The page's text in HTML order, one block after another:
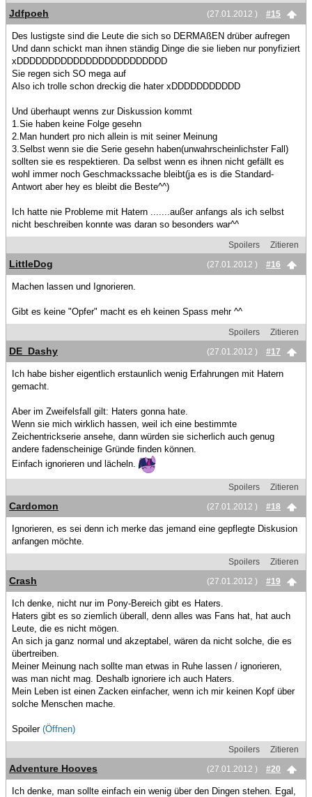
(27.01.2012 )
#15
Jdfpoeh
Des lustigste sind die Leute die sich so DERMAßEN drüber aufregen
Und dann schickt man ihnen ständig Dinge die sie lieben nur ponyfiziert
xDDDDDDDDDDDDDDDDDDDDDDDD
Sie regen sich SO mega auf
Also ich trolle schon dreckig die hater xDDDDDDDDDDD
Und überhaupt wenns zur Diskussion kommt
1.Sie haben keine Folge gesehn
2.Man hundert pro nich allein is mit seiner Meinung
3.Selbst wenn sie die Serie gesehn haben(unwahrscheinlichster Fall)
sollten sie es respektieren. Da selbst wenn es ihnen nicht gefällt es
wohl immer noch Geschmackssache bleibt(ja es is die Standard-
Antwort aber hey es bleibt die Beste^^)
Ich hatte nie Probleme mit Hatern .......außer anfangs als ich selbst
nicht beschreiben konnte was daran so besonders war^^
Spoilers
Zitieren
(27.01.2012 )
#16
LittleDog
Machen lassen und Ignorieren.
Gibt es keine "Opfer" macht es eh keinen Spass mehr ^^
Spoilers
Zitieren
(27.01.2012 )
#17
DE_Dashy
Ich habe bisher eigentlich erstaunlich wenig Erfahrungen mit Hatern
gemacht.
Aber im Zweifelsfall gilt: Haters gonna hate.
Wenn sie mich wirklich hassen, weil ich eine bestimmte
Zeichentrickserie ansehe, dann würden sie sicherlich auch genug
andere fadenscheinige Gründe finden können.
Einfach ignorieren und lächeln.
Spoilers
Zitieren
(27.01.2012 )
#18
Cardomon
Ignorieren, es sei denn ich merke das jemand eine gepflegte Diskusion
anfangen möchte.
Spoilers
Zitieren
(27.01.2012 )
#19
Crash
Ich denke, nicht nur im Pony-Bereich gibt es Haters.
Haters gibt es so ziemlich überall, denn alles was Fans hat, hat auch
Leute, die es nicht mögen.
An sich ja ganz normal und akzeptabel, wären da nicht solche, die es
übertreiben.
Meiner Meinung nach sollte man etwas in Ruhe lassen / ignorieren,
was man nicht mag. Deshalb ignoriere ich auch Haters.
Mein Leben ist einen Zacken einfacher, wenn ich mir keinen Kopf über
solche Menschen mache.
Spoiler (Öffnen)
Spoilers
Zitieren
(27.01.2012 )
#20
Adventure Hooves
Ich denke, man sollte einfach ein wenig über den Dingen stehen. Egal,